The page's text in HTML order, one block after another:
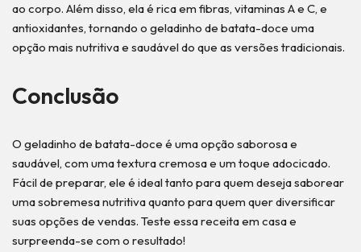
ao corpo. Além disso, ela é rica em fibras, vitaminas A e C, e
antioxidantes, tornando o geladinho de batata-doce uma
opção mais nutritiva e saudável do que as versões tradicionais.
Conclusão
O geladinho de batata-doce é uma opção saborosa e
saudável, com uma textura cremosa e um toque adocicado.
Fácil de preparar, ele é ideal tanto para quem deseja saborear
uma sobremesa nutritiva quanto para quem quer diversificar
suas opções de vendas. Teste essa receita em casa e
surpreenda-se com o resultado!